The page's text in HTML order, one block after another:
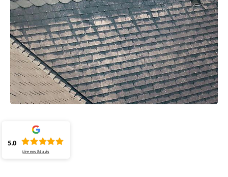
5.0
Lire nos84 avis